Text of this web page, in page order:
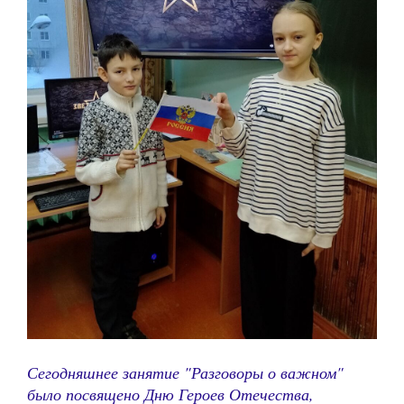
Сегодняшнее занятие "Разговоры о важном"
было посвящено Дню Героев Отечества,